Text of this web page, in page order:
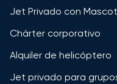
Jet Privado con
Chárter corporativo
Alquiler de helicóptero
Jet privado para